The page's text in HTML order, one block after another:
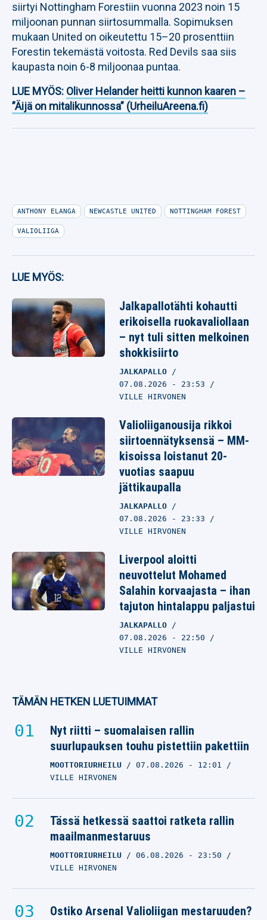
siirtyi Nottingham Forestiin vuonna 2023 noin 15
miljoonan punnan siirtosummalla. Sopimuksen
mukaan United on oikeutettu 15–20 prosenttiin
Forestin tekemästä voitosta. Red Devils saa siis
kaupasta noin 6-8 miljoonaa puntaa.
LUE MYÖS: Oliver Helander heitti kunnon kaaren –
”Äijä on mitalikunnossa” (UrheiluAreena.fi)
ANTHONY ELANGA NEWCASTLE UNITED NOTTINGHAM FOREST
VALIOLIIGA
LUE MYÖS:
Jalkapallotähti kohautti
erikoisella ruokavaliollaan
– nyt tuli sitten melkoinen
shokkisiirto
JALKAPALLO
07.08.2026 - 23:53
VILLE HIRVONEN
Valioliiganousija rikkoi
siirtoennätyksensä – MM-
kisoissa loistanut 20-
vuotias saapuu
jättikaupalla
JALKAPALLO
07.08.2026 - 23:33
VILLE HIRVONEN
Liverpool aloitti
neuvottelut Mohamed
Salahin korvaajasta – ihan
tajuton hintalappu paljastui
JALKAPALLO
07.08.2026 - 22:50
VILLE HIRVONEN
TÄMÄN HETKEN LUETUIMMAT
Nyt riitti – suomalaisen rallin
suurlupauksen touhu pistettiin pakettiin
MOOTTORIURHEILU 07.08.2026 - 12:01
VILLE HIRVONEN
Tässä hetkessä saattoi ratketa rallin
maailmanmestaruus
MOOTTORIURHEILU 06.08.2026 - 23:50
VILLE HIRVONEN
Ostiko Arsenal Valioliigan mestaruuden?